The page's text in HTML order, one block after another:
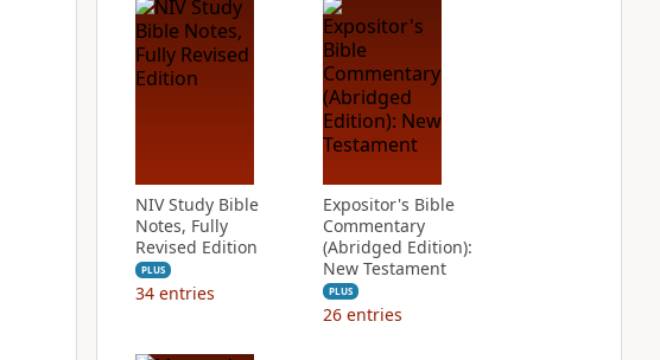
NIV Study Bible
Notes, Fully
Revised Edition
PLUS
34 entries
Expositor's Bible
Commentary
(Abridged Edition):
New Testament
PLUS
26 entries